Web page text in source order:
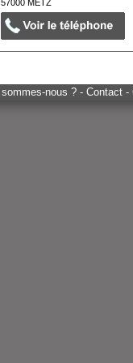
57000 METZ
nous ? - Contact -